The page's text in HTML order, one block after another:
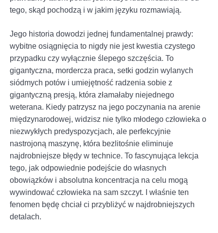
tego, skąd pochodzą i w jakim języku rozmawiają.
Jego historia dowodzi jednej fundamentalnej prawdy:
wybitne osiągnięcia to nigdy nie jest kwestia czystego
przypadku czy wyłącznie ślepego szczęścia. To
gigantyczna, mordercza praca, setki godzin wylanych
siódmych potów i umiejętność radzenia sobie z
gigantyczną presją, która złamałaby niejednego
weterana. Kiedy patrzysz na jego poczynania na arenie
międzynarodowej, widzisz nie tylko młodego człowieka o
niezwykłych predyspozycjach, ale perfekcyjnie
nastrojoną maszynę, która bezlitośnie eliminuje
najdrobniejsze błędy w technice. To fascynująca lekcja
tego, jak odpowiednie podejście do własnych
obowiązków i absolutna koncentracja na celu mogą
wywindować człowieka na sam szczyt. I właśnie ten
fenomen będę chciał ci przybliżyć w najdrobniejszych
detalach.